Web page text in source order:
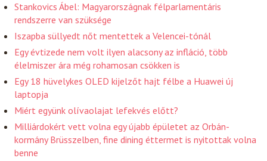
Stankovics Ábel: Magyarországnak félparlamentáris
rendszerre van szüksége
Iszapba süllyedt nőt mentettek a Velencei-tónál
Egy évtizede nem volt ilyen alacsony az infláció, több
élelmiszer ára még rohamosan csökken is
Egy 18 hüvelykes OLED kijelzőt hajt félbe a Huawei új
laptopja
Miért együnk olívaolajat lefekvés előtt?
Milliárdokért vett volna egy újabb épületet az Orbán-
kormány Brüsszelben, fine dining éttermet is nyitottak volna
benne